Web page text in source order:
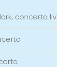
concerto